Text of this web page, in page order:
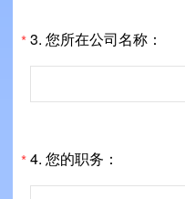
*3. 您所在公司名称：
*4. 您的职务：